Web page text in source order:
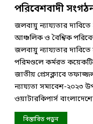
পরিবেশবাদী
জলবায়ু ন্যায্যতার
আঞ্চলিক ও বৈশ্বিক
জলবায়ু ন্যায্যতার
পরিমণ্ডলে কর্মরত
জাতীয় প্রেসক্লাবে
ন্যায্যতা সমাবেশ-২০২৩
ওয়াটারকিপার্স
বিস্তারিত পড়ুন